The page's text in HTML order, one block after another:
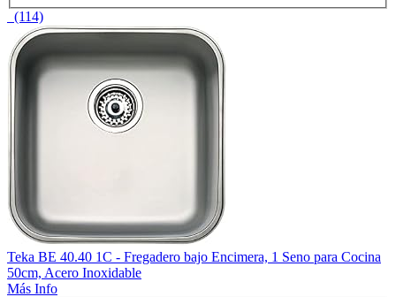
(114)
Teka BE 40.40 1C - Fregadero bajo Encimera, 1 Seno para Cocina
50cm, Acero Inoxidable
Más Info